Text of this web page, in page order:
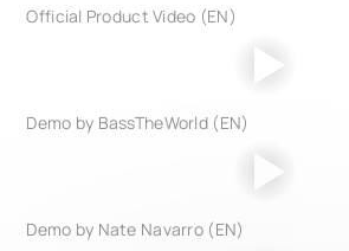
Official Product Video (EN)
Demo by BassTheWorld (EN)
Demo by Nate Navarro (EN)